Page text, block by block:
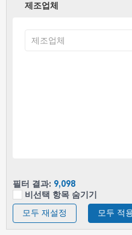
제조업체
필터 결과: 9,098
비선택 항목 숨기기
모두 재설정
모두 적